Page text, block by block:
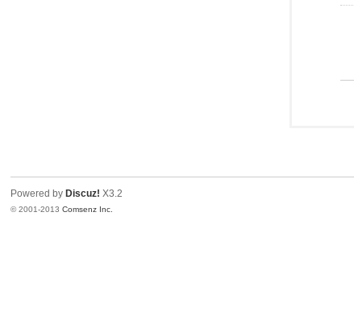
Powered by Discuz! X3.2
© 2001-2013Comsenz Inc.